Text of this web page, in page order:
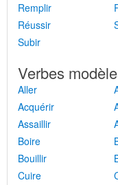
Remplir
Réussir
Subir
Verbes
Aller
Acquérir
Assaillir
Boire
Bouillir
Cuire